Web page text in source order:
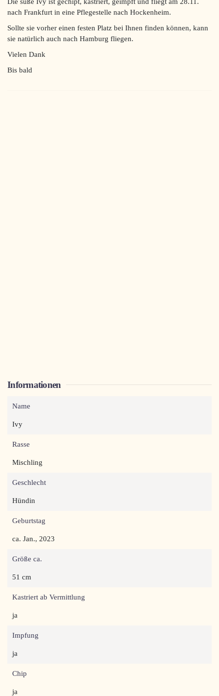
nach Frankfurt in eine Pflegestelle nach Hockenheim.
Sollte sie vorher einen festen Platz bei Ihnen finden können, kann
sie natürlich auch nach Hamburg fliegen.
Vielen Dank
Bis bald
Informationen
Name
Ivy
Rasse
Mischling
Geschlecht
Hündin
Geburtstag
ca. Jan., 2023
Größe ca.
51 cm
Kastriert ab Vermittlung
ja
Impfung
ja
Chip
ja